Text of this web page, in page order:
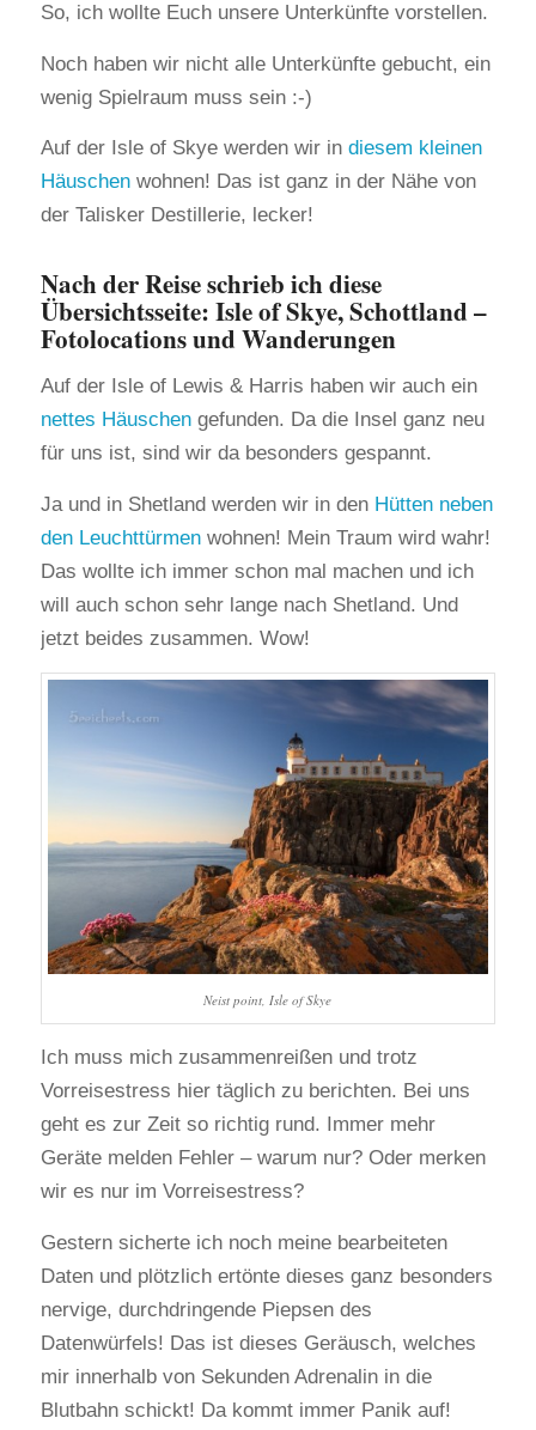
So, ich wollte Euch unsere Unterkünfte vorstellen.
Noch haben wir nicht alle Unterkünfte gebucht, ein
wenig Spielraum muss sein :-)
Auf der Isle of Skye werden wir in diesem kleinen
Häuschenwohnen! Das ist ganz in der Nähe von
der Talisker Destillerie, lecker!
Nach der Reise schrieb ich diese
Übersichtsseite: Isle of Skye, Schottland –
Fotolocations und Wanderungen
Auf der Isle of Lewis & Harris haben wir auch ein
nettes Häuschengefunden. Da die Insel ganz neu
für uns ist, sind wir da besonders gespannt.
Ja und in Shetland werden wir in den Hütten neben
den Leuchttürmenwohnen! Mein Traum wird wahr!
Das wollte ich immer schon mal machen und ich
will auch schon sehr lange nach Shetland. Und
jetzt beides zusammen. Wow!
Neist point, Isle of Skye
Ich muss mich zusammenreißen und trotz
Vorreisestress hier täglich zu berichten. Bei uns
geht es zur Zeit so richtig rund. Immer mehr
Geräte melden Fehler – warum nur? Oder merken
wir es nur im Vorreisestress?
Gestern sicherte ich noch meine bearbeiteten
Daten und plötzlich ertönte dieses ganz besonders
nervige, durchdringende Piepsen des
Datenwürfels! Das ist dieses Geräusch, welches
mir innerhalb von Sekunden Adrenalin in die
Blutbahn schickt! Da kommt immer Panik auf!